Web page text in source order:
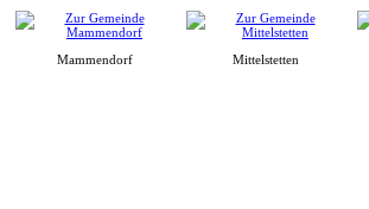
Mammendorf Mittelstetten